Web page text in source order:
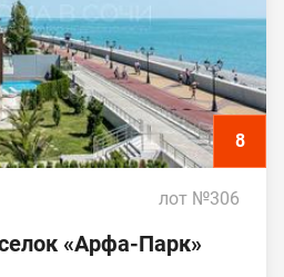
8
лот №306
«Арфа-Парк»